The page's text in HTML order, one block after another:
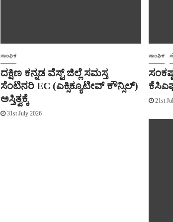
ಸಾಂಘಿಕ
ದಕ್ಷಿಣ ಕನ್ನಡ ವೆಸ್ಟ್ ಜಿಲ್ಲೆ ಸಮಸ್ತ
ಸೆಂಟಿನರಿ EC (ಎಕ್ಸಿಕ್ಯೂಟೀವ್ ಕೌನ್ಸಿಲ್)
ಅಸ್ತಿತ್ವಕ್ಕೆ
31st July 2026
ಸಾಂಘಿಕ
21st